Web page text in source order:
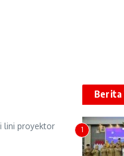
lini proyektor
Berita
1